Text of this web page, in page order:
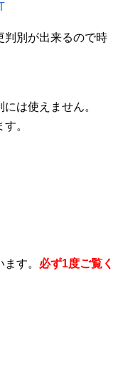
判別が出来るので時
は使えません。
。
ます。 必ず1度ご覧く